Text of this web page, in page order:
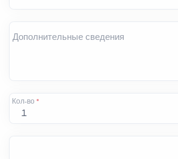
Дополнительные сведения
Кол-во *